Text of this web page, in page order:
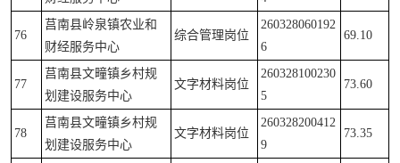
76
莒南县岭泉镇农业和
财经服务中心
综合管理岗位
260328060192
6
69.10
77
莒南县文疃镇乡村规
划建设服务中心
文字材料岗位
260328100230
5
73.60
78
莒南县文疃镇乡村规
划建设服务中心
文字材料岗位
260328200412
9
73.35